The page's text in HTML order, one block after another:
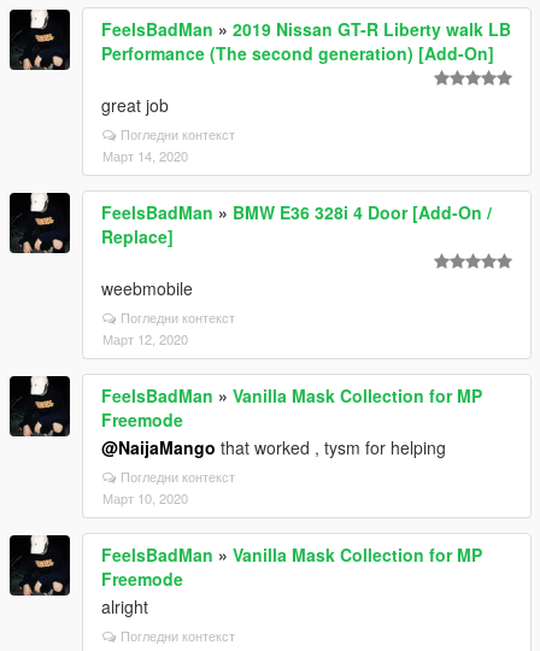
FeelsBadMan » 2019 Nissan GT-R Liberty walk LB
Performance (The second generation) [Add-On]
great job
Погледни контекст
Март 14, 2020
FeelsBadMan » BMW E36 328i 4 Door [Add-On /
Replace]
weebmobile
Погледни контекст
Март 12, 2020
FeelsBadMan » Vanilla Mask Collection for MP
Freemode
@NaijaMango that worked , tysm for helping
Погледни контекст
Март 10, 2020
FeelsBadMan » Vanilla Mask Collection for MP
Freemode
alright
Погледни контекст